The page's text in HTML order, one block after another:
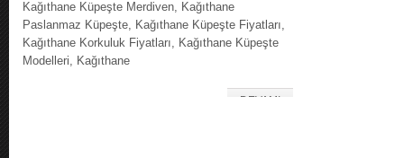
Kağıthane Küpeşte Merdiven, Kağıthane
Paslanmaz Küpeşte, Kağıthane Küpeşte Fiyatları,
Kağıthane Korkuluk Fiyatları, Kağıthane Küpeşte
Modelleri, Kağıthane
DEVAMI